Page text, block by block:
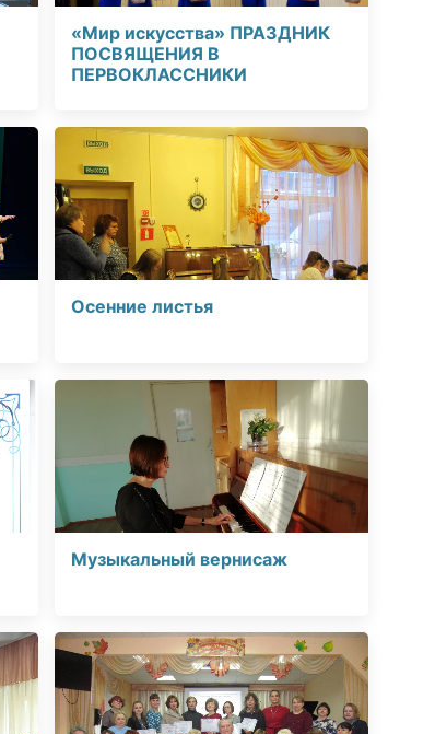
«Мир искусства» ПРАЗДНИК
ПОСВЯЩЕНИЯ В
ПЕРВОКЛАССНИКИ
Осенние листья
Музыкальный вернисаж